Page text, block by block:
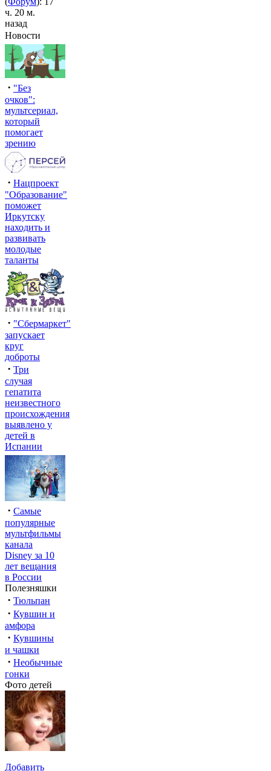
ч. 20 м.
назад
Новости
· "Без
очков":
мультсериал,
который
помогает
зрению
· Нацпроект
"Образование"
поможет
Иркутску
находить и
развивать
молодые
таланты
· "Сбермаркет"
запускает
круг
доброты
· Три
случая
гепатита
неизвестного
происхождения
выявлено у
детей в
Испании
· Самые
популярные
мультфильмы
канала
Disney за 10
лет вещания
в России
Полезняшки
· Тюльпан
· Кувшин и
амфора
· Кувшины
и чашки
· Необычные
гонки
Фото детей
Добавить